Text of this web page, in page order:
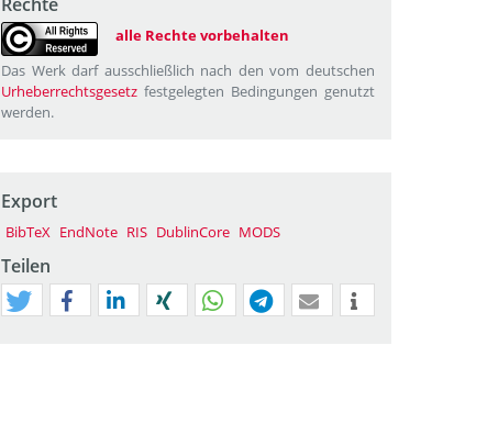
alle Rechte vorbehalten
Das Werk darf ausschließlich nach den vom deutschen
Urheberrechtsgesetz festgelegten Bedingungen genutzt
werden.
Export
BibTeX EndNote RIS DublinCore MODS
Teilen